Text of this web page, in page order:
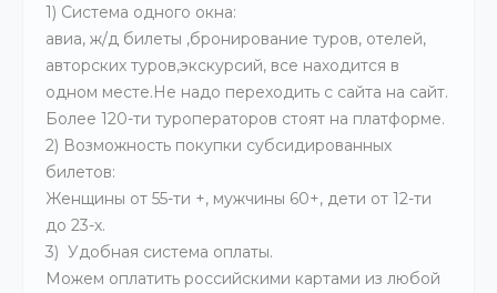
1) Система одного окна:
авиа, ж/д билеты ,бронирование туров, отелей,
авторских туров,экскурсий, все находится в
одном месте.Не надо переходить с сайта на сайт.
Более 120-ти туроператоров стоят на платформе.
2) Возможность покупки субсидированных
билетов:
Женщины от 55-ти +, мужчины 60+, дети от 12-ти
до 23-х.
3) Удобная система оплаты.
Можем оплатить российскими картами из любой